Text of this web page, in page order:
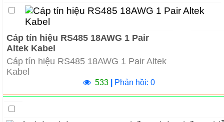
Cáp tín hiệu RS485 18AWG 1 Pair
Altek Kabel
Cáp tín hiệu RS485 18AWG 1 Pair Altek
Kabel
533 Phản hồi: 0